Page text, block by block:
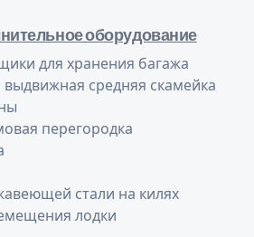
оборудование
для хранения багажа
средняя скамейка
перегородка
стали на килях
лодки